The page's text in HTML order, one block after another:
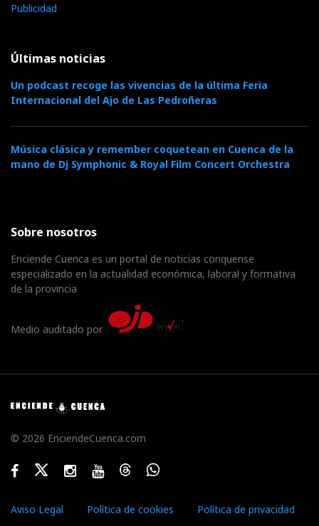
Publicidad
Últimas noticias
Un podcast recoge las vivencias de la última Feria
Internacional del Ajo de Las Pedroñeras
Música clásica y remember coquetean en Cuenca de la
mano de Dj Symphonic & Royal Film Concert Orchestra
Sobre nosotros
Enciende Cuenca es un portal de noticias conquense
especializado en la actualidad económica, laboral y formativa
de la provincia
Medio auditado por
© 2026 EnciendeCuenca.com
FacebookTwitterInstagramYoutubeThreadsWhatsApp
Aviso Legal Política de cookies Política de privacidad